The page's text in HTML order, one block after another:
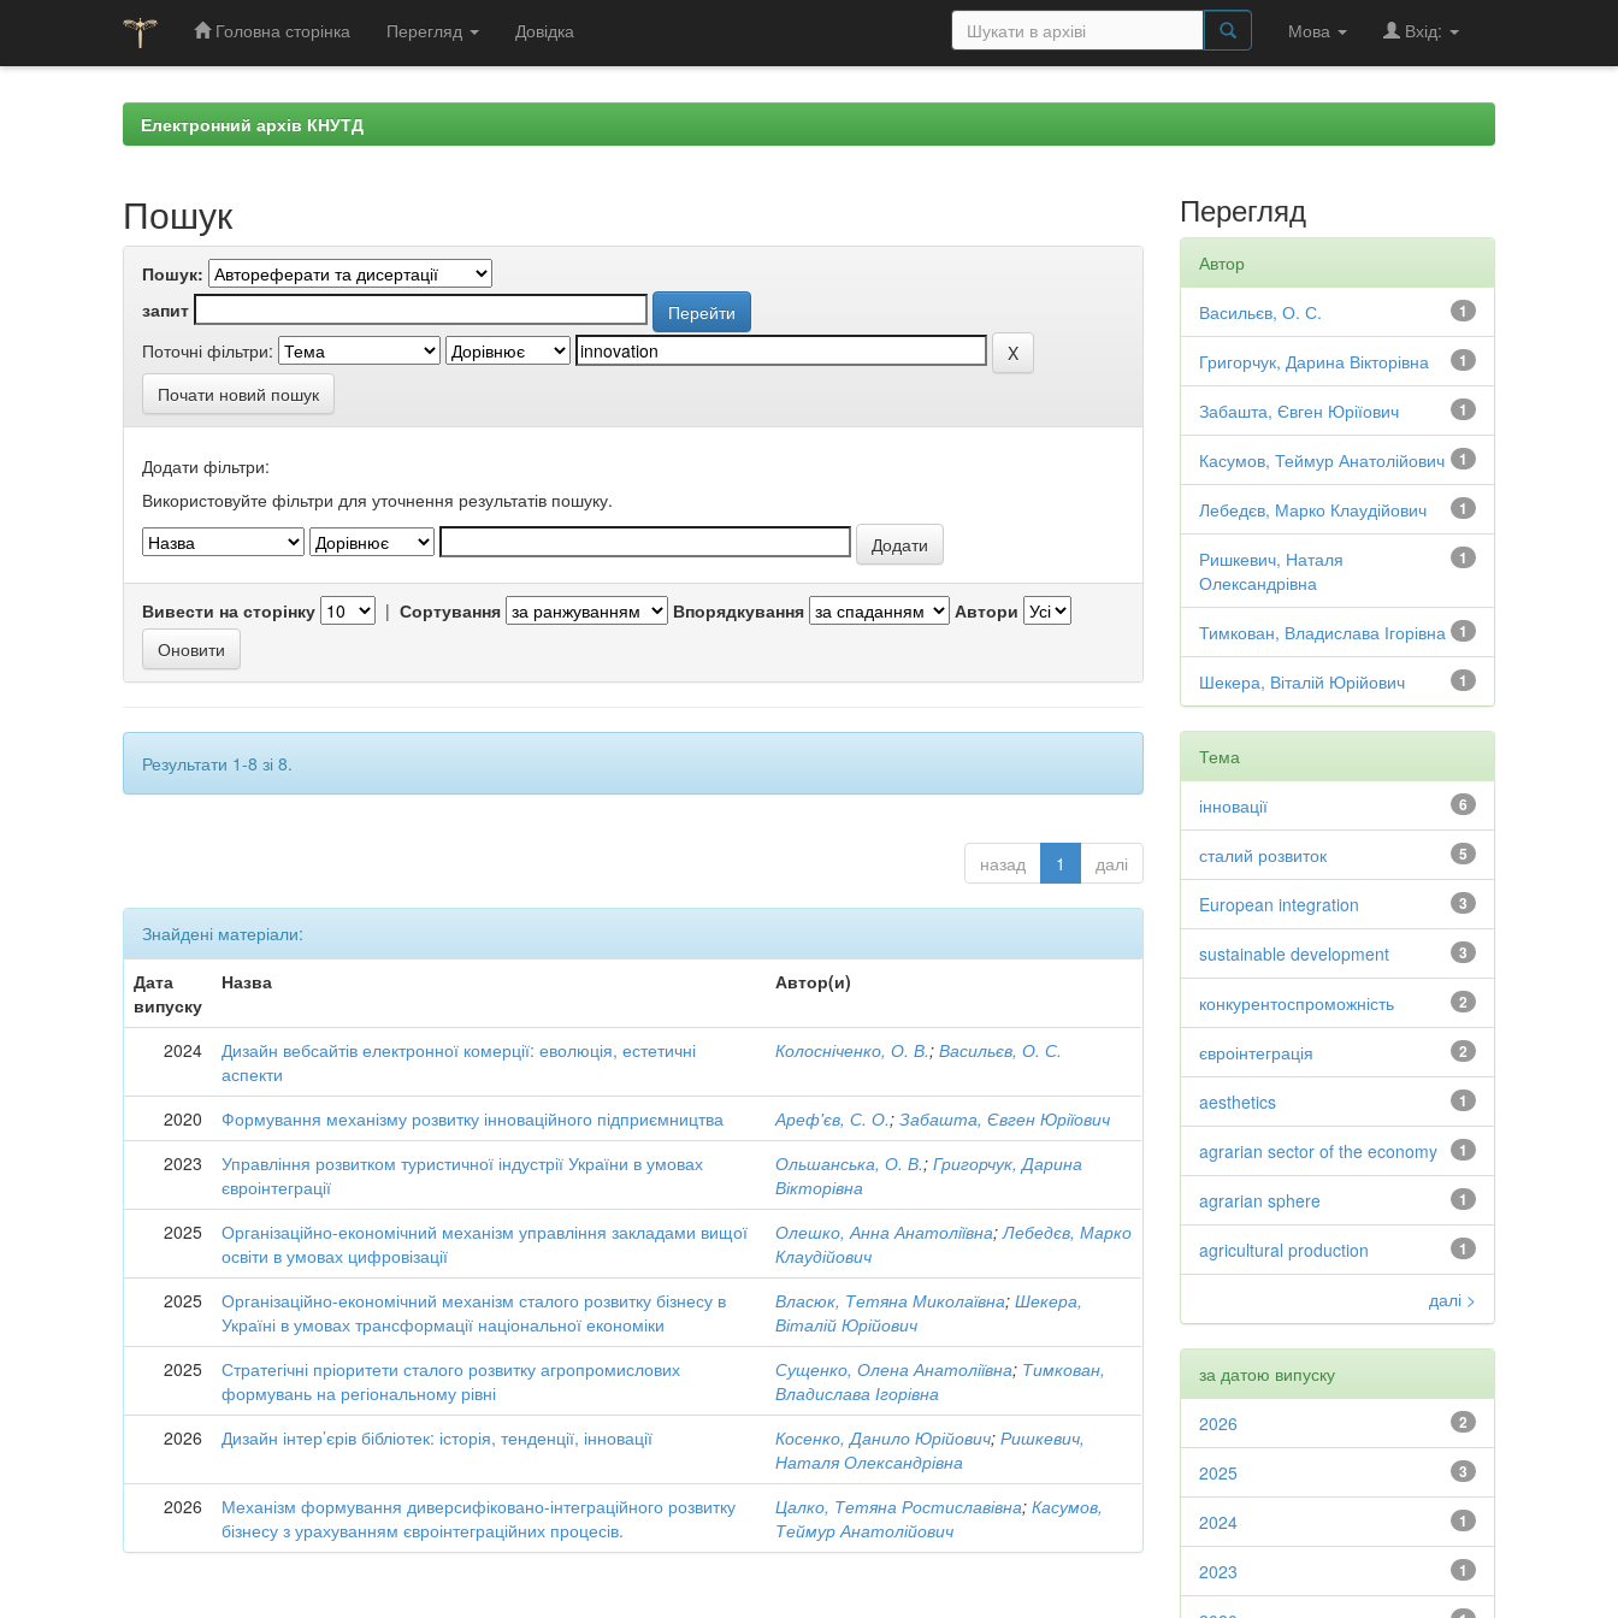
Головна сторінка Перегляд Довідка Мова Вхід:
Електронний архів КНУТД
Пошук
Пошук:
запит
Поточні фільтри:
Почати новий пошук
Додати фільтри:
Використовуйте фільтри для уточнення результатів пошуку.
Вивести на сторінку | Сортування Впорядкування Автори
Результати 1-8 зі 8.
назад 1 далі
Знайдені матеріали:
Дата
випуску
Назва Автор(и)
2024
Дизайн вебсайтів електронної комерції: еволюція, естетичні
аспекти
Колосніченко, О. В.;Васильєв, О. С.
2020 Формування механізму розвитку інноваційного підприємництва Ареф'єв, С. О.;Забашта, Євген Юріїович
2023
Управління розвитком туристичної індустрії України в умовах
євроінтеграції
Ольшанська, О. В.;Григорчук, Дарина
Вікторівна
2025
Організаційно-економічний механізм управління закладами вищої
освіти в умовах цифровізації
Олешко, Анна Анатоліївна;Лебедєв, Марко
Клаудійович
2025
Організаційно-економічний механізм сталого розвитку бізнесу в
Україні в умовах трансформації національної економіки
Власюк, Тетяна Миколаївна;Шекера,
Віталій Юрійович
2025
Стратегічні пріоритети сталого розвитку агропромислових
формувань на регіональному рівні
Сущенко, Олена Анатоліївна; Тимкован,
Владислава Ігорівна
2026
Дизайн інтер’єрів бібліотек: історія, тенденції, інновації Косенко, Данило Юрійович;Ришкевич,
Наталя Олександрівна
2026
Механізм формування диверсифіковано-інтеграційного розвитку
бізнесу з урахуванням євроінтеграційних процесів.
Цалко, Тетяна Ростиславівна;Касумов,
Теймур Анатолійович
Перегляд
Автор
1
Васильєв, О. С.
1
Григорчук, Дарина Вікторівна
1
Забашта, Євген Юріїович
1
Касумов, Теймур Анатолійович
1
Лебедєв, Марко Клаудійович
1
Ришкевич, Наталя
Олександрівна
1
Тимкован, Владислава Ігорівна
1
Шекера, Віталій Юрійович
Тема
6
інновації
5
сталий розвиток
3
European integration
3
sustainable development
2
конкурентоспроможність
2
євроінтеграція
1
aesthetics
1
agrarian sector of the economy
1
agrarian sphere
1
agricultural production
далі >
за датою випуску
2
2026
3
2025
1
2024
1
2023